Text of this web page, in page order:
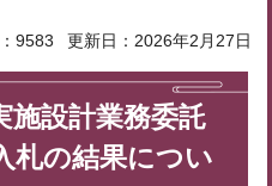
9583 更新日：2026年2月27日
施設計業務委託
札の結果につい